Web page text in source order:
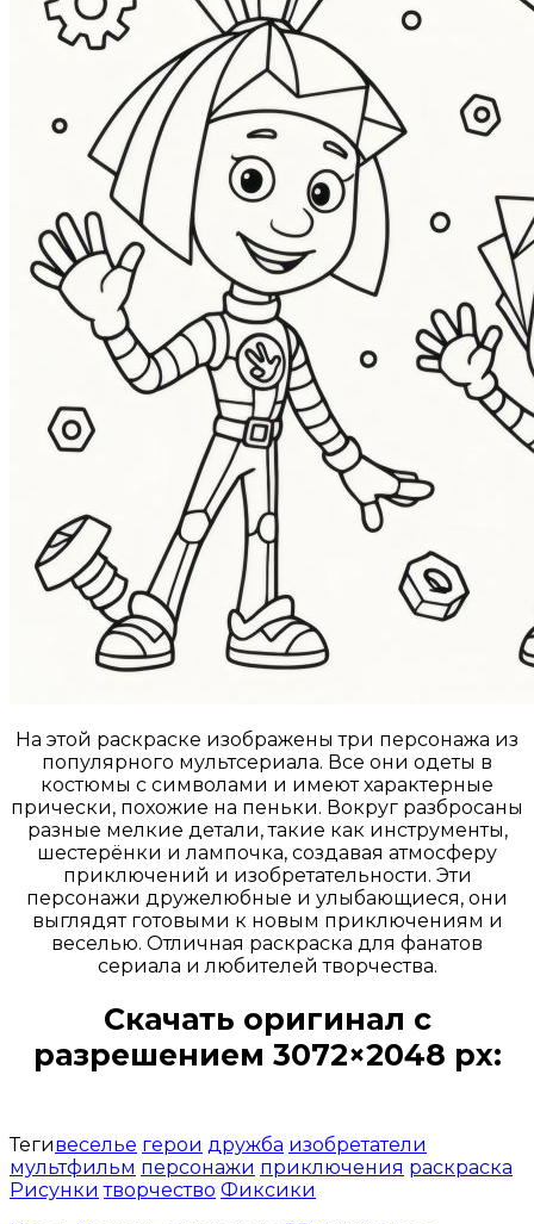
На этой раскраске изображены три персонажа из
популярного мультсериала. Все они одеты в
костюмы с символами и имеют характерные
прически, похожие на пеньки. Вокруг разбросаны
разные мелкие детали, такие как инструменты,
шестерёнки и лампочка, создавая атмосферу
приключений и изобретательности. Эти
персонажи дружелюбные и улыбающиеся, они
выглядят готовыми к новым приключениям и
веселью. Отличная раскраска для фанатов
сериала и любителей творчества.
Скачать оригинал с
разрешением 3072×2048 px:
Тегивеселье герои дружба изобретатели
мультфильм персонажи приключения раскраска
Рисунки творчество Фиксики